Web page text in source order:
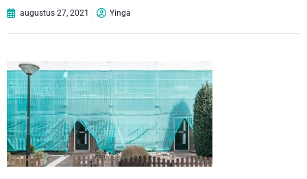
augustus 27, 2021 Yinga